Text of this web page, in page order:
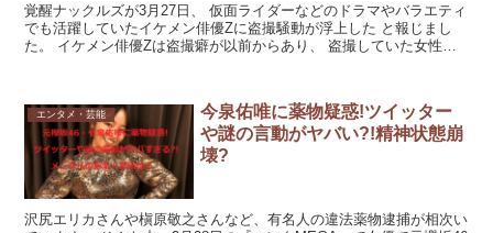
覚醒ナックルズが3月27日、 仮面ライダーなどのドラマやバラエティ
でも活躍していたイケメン俳優Zに盗撮騒動が浮上した と報じまし
た。 イケメン俳優Zは盗撮癖が以前からあり、 盗撮していた女性に
エンタメ・芸能
今泉佑唯に薬物疑惑!ツイッター
や謎の言動がヤバい?!精神状態崩
壊?
沢尻エリカさんや槇原敬之さんなど、有名人の違法薬物逮捕が相次い